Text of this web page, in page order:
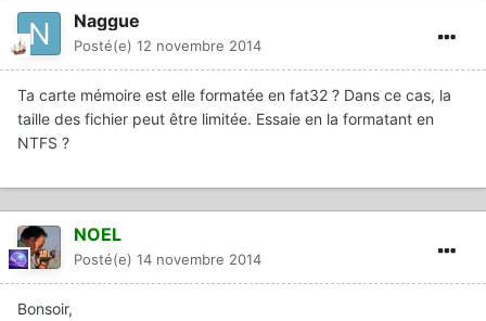
Naggue
Posté(e) 12 novembre 2014
Ta carte mémoire est elle formatée en fat32 ? Dans ce cas, la
taille des fichier peut être limitée. Essaie en la formatant en
NTFS ?
NOEL
Posté(e) 14 novembre 2014
Bonsoir,